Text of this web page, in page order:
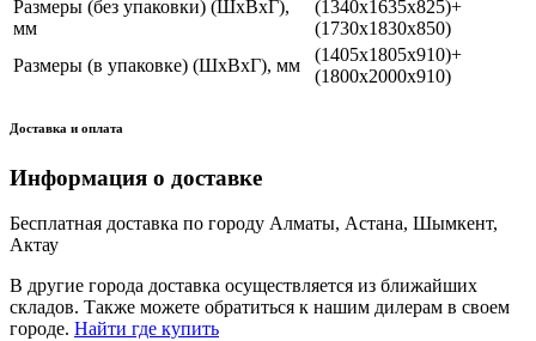
Размеры (без упаковки) (ШхВхГ),
мм
(1340х1635х825)+
(1730х1830х850)
Размеры (в упаковке) (ШхВхГ), мм
(1405х1805х910)+
(1800х2000х910)
Доставка и оплата
Информация о доставке
Бесплатная доставка по городу Алматы, Астана, Шымкент,
Актау
В другие города доставка осуществляется из ближайших
складов. Также можете обратиться к нашим дилерам в своем
городе. Найти где купить